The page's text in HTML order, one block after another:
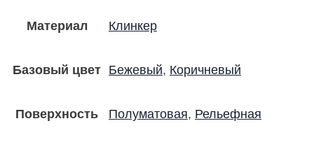
Материал Клинкер
Базовый цвет Бежевый, Коричневый
Поверхность Полуматовая, Рельефная